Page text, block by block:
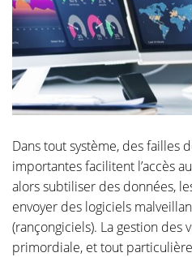
Dans tout système, des failles
importantes facilitent l’accès
alors subtiliser des données,
envoyer des logiciels
(rançongiciels). La gestion
primordiale, et tout